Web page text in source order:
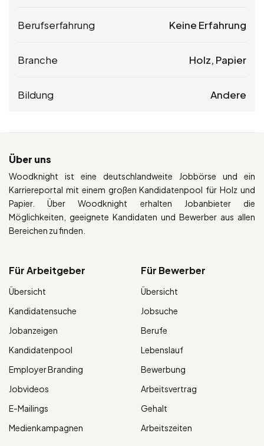
Berufserfahrung Keine Erfahrung
Branche Holz, Papier
Bildung Andere
Über uns
Woodknight ist eine deutschlandweite Jobbörse und ein
Karriereportal mit einem großen Kandidatenpool für Holz und
Papier. Über Woodknight erhalten Jobanbieter die
Möglichkeiten, geeignete Kandidaten und Bewerber aus allen
Bereichen zu finden.
Für Arbeitgeber
Übersicht
Kandidatensuche
Jobanzeigen
Kandidatenpool
Employer Branding
Jobvideos
E-Mailings
Medienkampagnen
Für Bewerber
Übersicht
Jobsuche
Berufe
Lebenslauf
Bewerbung
Arbeitsvertrag
Gehalt
Arbeitszeiten